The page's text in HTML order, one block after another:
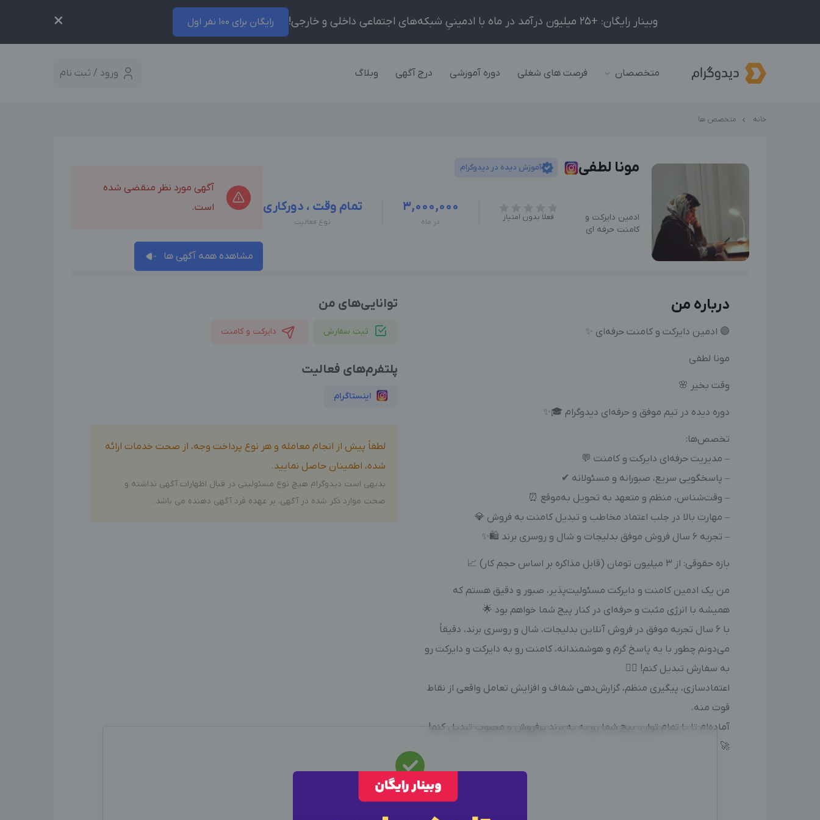
وبینار رایگان: +25 میلیون درآمد در ماه با ادمینیِ شبکه‌های اجتماعی داخلی و خارجی! رایگان برای 100 نفر اول ×
متخصصان فرصت های شغلی دوره آموزشی درج آگهی وبلاگ ورود / ثبت نام
خانه متخصص ها
مونا لطفی آموزش دیده در دیدوگرام
ادمین دایرکت و
کامنت حرفه ای
فعلا بدون امتیاز
3,000,000
در ماه
تمام وقت ، دورکاری
نوع فعالیت
آگهی مورد نظر منقضی شده
است.
مشاهده همه آگهی ها
درباره من
🟣 ادمین دایرکت و کامنت حرفه‌ای ✨
مونا لطفی
وقت بخیر 🌸
دوره دیده در تیم موفق و حرفه‌ای دیدوگرام 🎓✨
تخصص‌ها:
– مدیریت حرفه‌ای دایرکت و کامنت 💬
– پاسخگویی سریع، صبورانه و مسئولانه ✔
– وقت‌شناس، منظم و متعهد به تحویل به‌موقع ⏰️
– مهارت بالا در جلب اعتماد مخاطب و تبدیل کامنت به فروش 💎
– تجربه ۶ سال فروش موفق بدلیجات و شال و روسری برند 🛍️✨
بازه حقوقی: از ۳ میلیون تومان (قابل مذاکره بر اساس حجم کار) 📈
من یک ادمین کامنت و دایرکت مسئولیت‌پذیر، صبور و دقیق هستم که
همیشه با انرژی مثبت و حرفه‌ای در کنار پیج شما خواهم بود 🌟
با ۶ سال تجربه موفق در فروش آنلاین بدلیجات، شال و روسری برند، دقیقاً
می‌دونم چطور با یه پاسخ گرم و هوشمندانه، کامنت رو به دایرکت و دایرکت رو
به سفارش تبدیل کنم! 👌🏻
اعتمادسازی، پیگیری منظم، گزارش‌دهی شفاف و افزایش تعامل واقعی از نقاط
قوت منه.
آماده‌ام تا با تمام توان، پیج شما رو به یه برند پرفروش و محبوب تبدیل کنم!
🚀
توانایی‌های من
ثبت سفارش دایرکت و کامنت
پلتفرم‌های فعالیت
اینستاگرام
لطفاً پیش از انجام معامله و هر نوع پرداخت وجه، از صحت خدمات ارائه
شده، اطمینان حاصل نمایید.
بدیهی است دیدوگرام هیچ نوع مسئولیتی در قبال اظهارات آگهی نداشته و
صحت موارد ذکر شده در آگهی، بر عهده فرد آگهی دهنده می باشد.
این متخصص استخدام
ورود به حساب کاربری